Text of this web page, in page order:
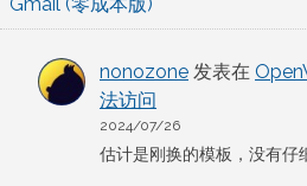
nonozone 发表在
法访问
2024/07/26
估计是刚换的模板，没有仔